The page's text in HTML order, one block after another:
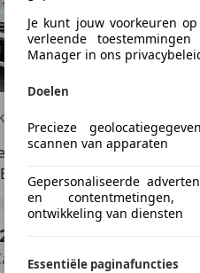
Automobile OHG
31515 Wunstorf
Luxury Line Automatic,
Je kunt jouw voorkeuren
verleende
Manager in ons
Doelen
Precieze
scannen van apparaten
Gepersonaliseerde
en contentmetingen,
ontwikkeling van diensten
Essentiële paginafuncties